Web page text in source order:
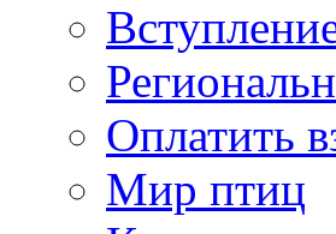
Оплатить
Мир птиц